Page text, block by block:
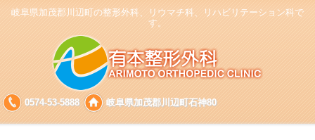
岐阜県加茂郡川辺町の整形外科、リウマチ科、リハビリテーション科で
す。
0574-53-5888 岐阜県加茂郡川辺町石神80